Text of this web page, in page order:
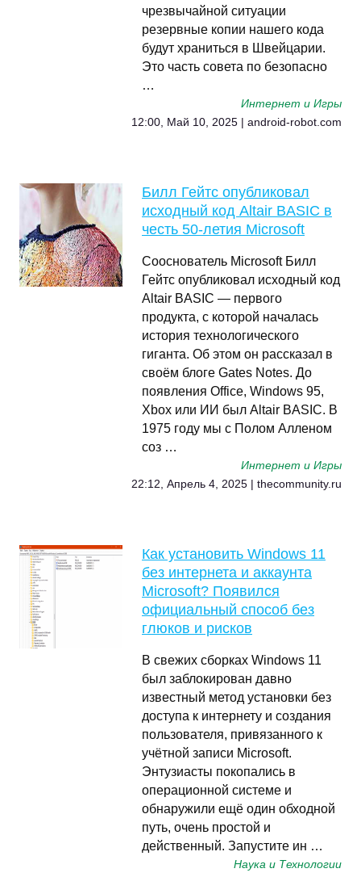
чрезвычайной ситуации
резервные копии нашего кода
будут храниться в Швейцарии.
Это часть совета по безопасно
…
Интернет и Игры
12:00, Май 10, 2025 | android-robot.com
Билл Гейтс опубликовал
исходный код Altair BASIC в
честь 50-летия Microsoft
Сооснователь Microsoft Билл
Гейтс опубликовал исходный код
Altair BASIC — первого
продукта, с которой началась
история технологического
гиганта. Об этом он рассказал в
своём блоге Gates Notes. До
появления Office, Windows 95,
Xbox или ИИ был Altair BASIC. В
1975 году мы с Полом Алленом
соз …
Интернет и Игры
22:12, Апрель 4, 2025 | thecommunity.ru
Как установить Windows 11
без интернета и аккаунта
Microsoft? Появился
официальный способ без
глюков и рисков
В свежих сборках Windows 11
был заблокирован давно
известный метод установки без
доступа к интернету и создания
пользователя, привязанного к
учётной записи Microsoft.
Энтузиасты покопались в
операционной системе и
обнаружили ещё один обходной
путь, очень простой и
действенный. Запустите ин …
Наука и Технологии